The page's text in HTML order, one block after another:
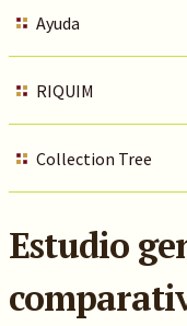
Ayuda
RIQUIM
Collection Tree
Estudio